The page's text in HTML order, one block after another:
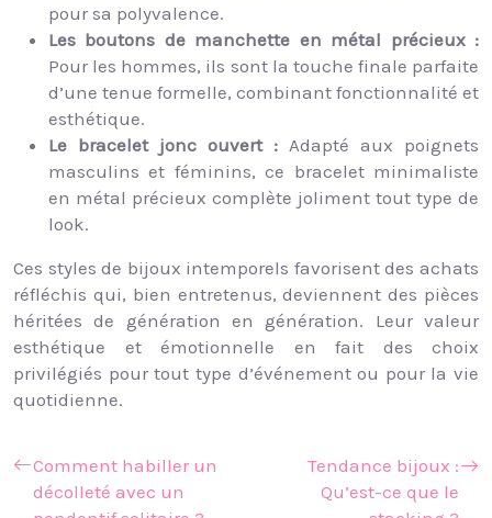
pour sa polyvalence.
Les boutons de manchette en métal précieux :
Pour les hommes, ils sont la touche finale parfaite
d’une tenue formelle, combinant fonctionnalité et
esthétique.
Le bracelet jonc ouvert : Adapté aux poignets
masculins et féminins, ce bracelet minimaliste
en métal précieux complète joliment tout type de
look.
Ces styles de bijoux intemporels favorisent des achats
réfléchis qui, bien entretenus, deviennent des pièces
héritées de génération en génération. Leur valeur
esthétique et émotionnelle en fait des choix
privilégiés pour tout type d’événement ou pour la vie
quotidienne.
Comment habiller un
décolleté avec un
Tendance bijoux :
Qu’est-ce que le